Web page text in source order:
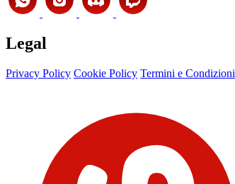
Legal
Privacy Policy Cookie Policy Termini e Condizioni